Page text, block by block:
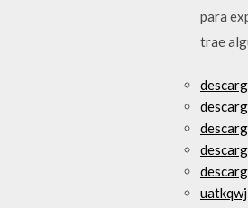
para
trae
uatkqwj